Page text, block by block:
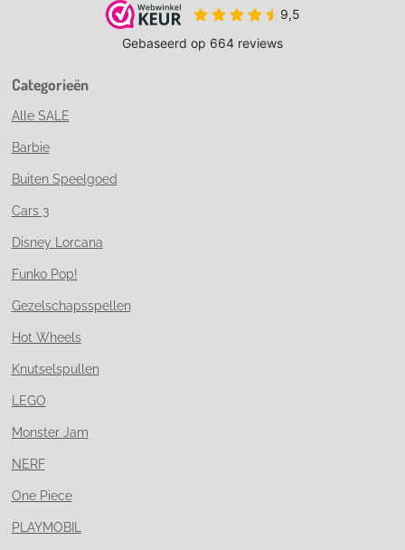
Categorieën
Alle SALE
Barbie
Buiten Speelgoed
Cars 3
Disney Lorcana
Funko Pop!
Gezelschapsspellen
Hot Wheels
Knutselspullen
LEGO
Monster Jam
NERF
One Piece
PLAYMOBIL